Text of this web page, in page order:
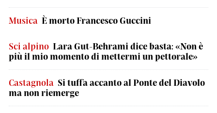
Musica È morto Francesco Guccini
Sci alpino Lara Gut-Behrami dice basta: «Non è
più il mio momento di mettermi un pettorale»
Castagnola Si tuffa accanto al Ponte del Diavolo
ma non riemerge